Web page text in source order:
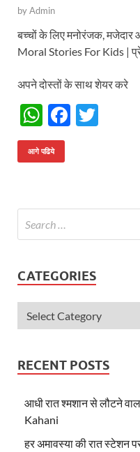
byAdmin
बच्चों के लिए मनोरंजक,
Moral Stories For Kids |
अपने दोस्तों के साथ शेयर करे
W
h
at
A
p
p
F
o
k
आगे पढिये
CATEGORIES
RECENT POSTS
आधी रात श्मशान से लौटने
Kahani
हर अमावस्या की रात स्टेशन